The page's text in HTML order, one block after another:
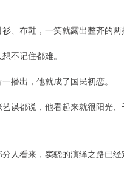
衫、布鞋，一笑就露出整齐的两
不记住都难。
播出，他就成了国民初恋。
谋都说，他看起来就很阳光、
分人看来，窦骁的演绎之路已经